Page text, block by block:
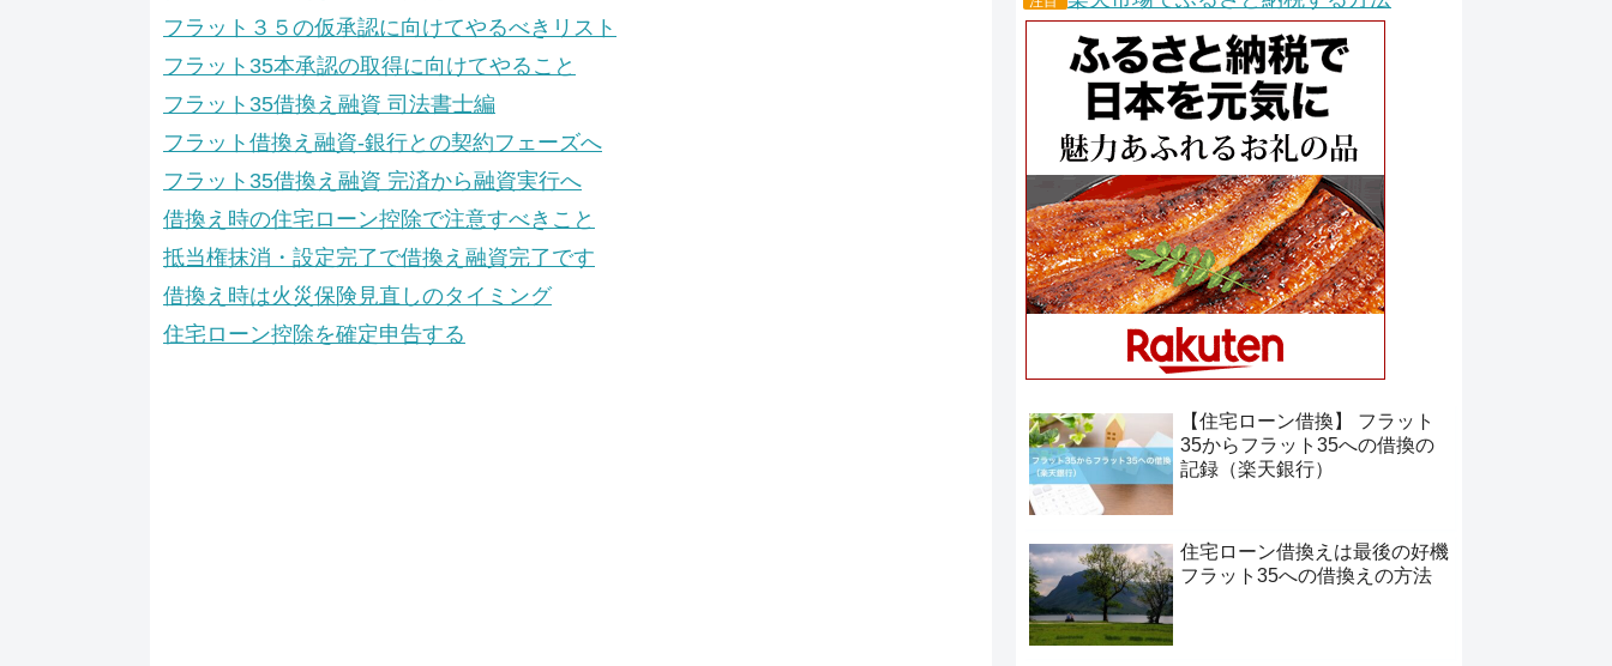
フラット３５の仮承認に向けてやるべきリスト
フラット35本承認の取得に向けてやること
フラット35借換え融資 司法書士編
フラット借換え融資-銀行との契約フェーズへ
フラット35借換え融資 完済から融資実行へ
借換え時の住宅ローン控除で注意すべきこと
抵当権抹消・設定完了で借換え融資完了です
借換え時は火災保険見直しのタイミング
住宅ローン控除を確定申告する
【住宅ローン借換】 フラット
35からフラット35への借換の
記録（楽天銀行）
住宅ローン借換えは最後の好機
フラット35への借換えの方法